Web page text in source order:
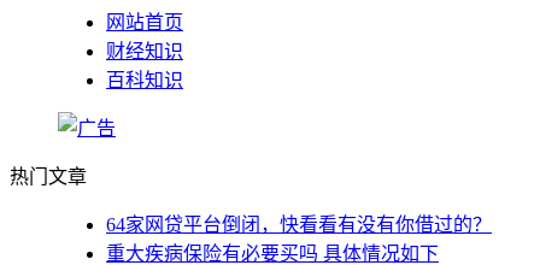
网站首页
财经知识
百科知识
热门文章
64家网贷平台倒闭，快看看有没有你借过的？
重大疾病保险有必要买吗 具体情况如下